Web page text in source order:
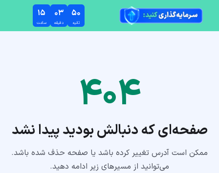
پرش به محتوای اصلی
۱۵
ساعت
۰۳
دقیقه
۵۰
ثانیه
۴۰۴
صفحه‌ای که دنبالش بودید پیدا نشد
ممکن است آدرس تغییر کرده باشد یا صفحه حذف شده باشد.
می‌توانید از مسیرهای زیر ادامه دهید.